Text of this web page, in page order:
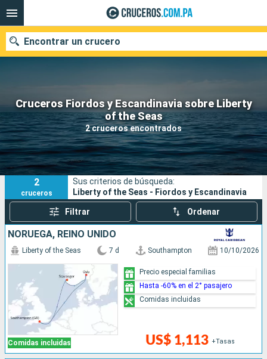
Cruceros Fiordos y Escandinavia sobre Liberty
of the Seas
2 cruceros encontrados
Encontrar un crucero
Nuestros destinos
Fecha de salida
Puertos Compañías
Buscar
2
cruceros
Sus criterios de búsqueda:
Liberty of the Seas - Fiordos y Escandinavia
Filtrar Ordenar
NORUEGA, REINO UNIDO
Comidas incluidas
Liberty of the Seas 7 d Southampton 10/10/2026
US$ 1,113 +Tasas
Precio especial familias
Hasta -60% en el 2° pasajero
Comidas incluidas